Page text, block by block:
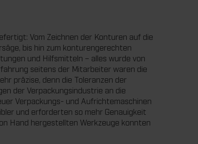
Vom Zeichnen der Konturen auf die
bis hin zum konturengerechten
und Hilfsmitteln – alles wurde von
seitens der Mitarbeiter waren die
präzise, denn die Toleranzen der
der Verpackungsindustrie an die
Verpackungs- und Aufrichtemaschinen
und erforderten so mehr Genauigkeit
Hand hergestellten Werkzeuge konnten